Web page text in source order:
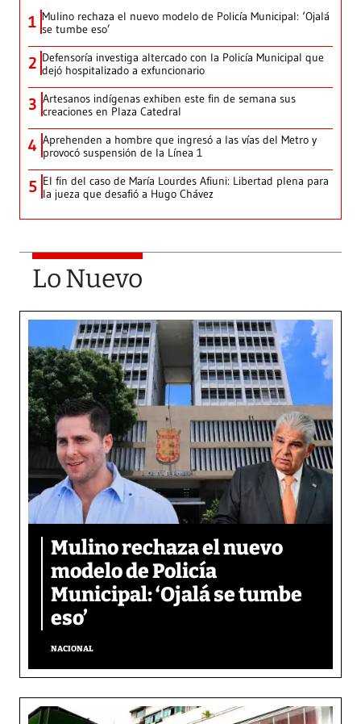
1 Mulino rechaza el nuevo modelo de Policía Municipal: ‘Ojalá
se tumbe eso’
2 Defensoría investiga altercado con la Policía Municipal que
dejó hospitalizado a exfuncionario
3 Artesanos indígenas exhiben este fin de semana sus
creaciones en Plaza Catedral
4 Aprehenden a hombre que ingresó a las vías del Metro y
provocó suspensión de la Línea 1
5 El fin del caso de María Lourdes Afiuni: Libertad plena para
la jueza que desafió a Hugo Chávez
Lo Nuevo
Mulino rechaza el nuevo
modelo de Policía
Municipal: ‘Ojalá se tumbe
eso’
NACIONAL